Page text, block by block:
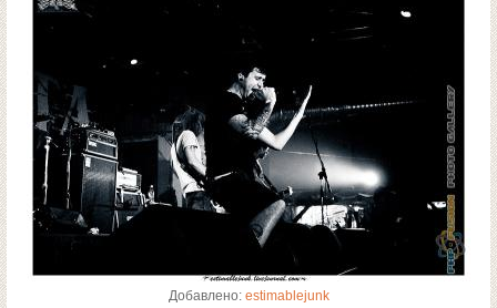
Добавлено: estimablejunk